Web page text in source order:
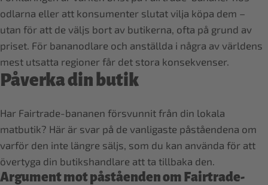
odlarna eller att konsumenter slutat vilja köpa dem –
utan för att de väljs bort av butikerna, ofta på grund av
priset. För bananodlare och anställda i några av världens
mest utsatta regioner får det stora konsekvenser.
Påverka din butik
Har Fairtrade-bananen försvunnit från din lokala
matbutik? Här är svar på de vanligaste påståendena om
varför den inte längre säljs, som du kan använda för att
övertyga din butikshandlare att ta tillbaka den.
Argument mot påståenden om Fairtrade-